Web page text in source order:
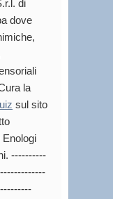
di
dove
la
sul sito
Enologi
----------